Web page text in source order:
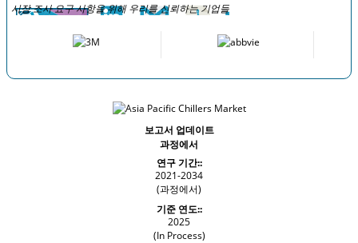
시장 조사 요구 사항을 위해 우리를 신뢰하는 기업들
보고서 업데이트
과정에서
연구 기간::
2021-2034
(과정에서)
기준 연도::
2025
(In Process)